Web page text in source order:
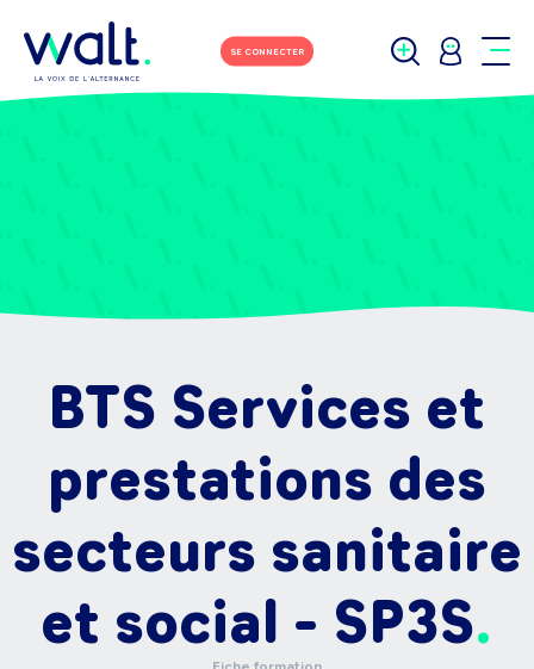
SE CONNECTER
BTS Services et
prestations des
secteurs sanitaire
et social - SP3S